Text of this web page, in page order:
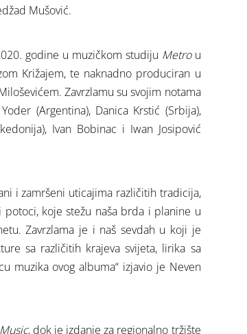
Mušović.
godine u muzičkom studiju Metro u
Križajem, te naknadno produciran u
Zavrzlamu su svojim notama
(Argentina), Danica Krstić (Srbija),
Ivan Bobinac i Iwan Josipović
i zamršeni uticajima različitih tradicija,
koje stežu naša brda i planine u
Zavrzlama je i naš sevdah u koji je
sa različitih krajeva svijeta, lirika sa
muzika ovog albuma“ izjavio je Neven
, dok je izdanje za regionalno tržište